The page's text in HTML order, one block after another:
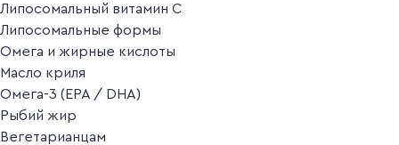
Липосомальный витамин C
Липосомальные формы
Омега и жирные кислоты
Масло криля
Омега-3 (EPA / DHA)
Рыбий жир
Вегетарианцам